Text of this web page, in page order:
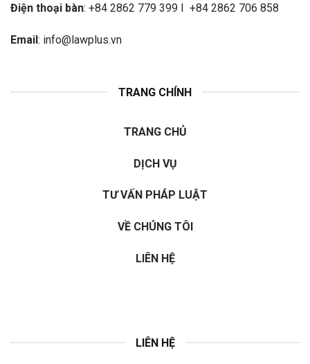
Điện thoại bàn: +84 2862 779 399 I +84 2862 706 858
Email: info@lawplus.vn
TRANG CHÍNH
TRANG CHỦ
DỊCH VỤ
TƯ VẤN PHÁP LUẬT
VỀ CHÚNG TÔI
LIÊN HỆ
LIÊN HỆ